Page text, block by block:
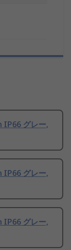
IP66 グレー,
IP66 グレー,
IP66 グレー,